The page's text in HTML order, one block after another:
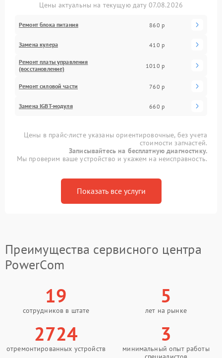
Цены актуальны на текущую дату 07.08.2026
Ремонт блока питания 860 р
Замена кулера 410 р
Ремонт платы управления
(восстановление)
1010 р
Ремонт силовой части 760 р
Замена IGBT-модуля 660 р
Цены в прайс-листе указаны ориентировочные, без учета
стоимости запчастей.
Записывайтесь на бесплатную диагностику.
Мы проверим ваше устройство и укажем на неисправность.
Показать все услуги
Преимущества сервисного центра
PowerCom
19
сотрудников в штате
5
лет на рынке
2724
отремонтированных устройств
3
минимальный опыт работы